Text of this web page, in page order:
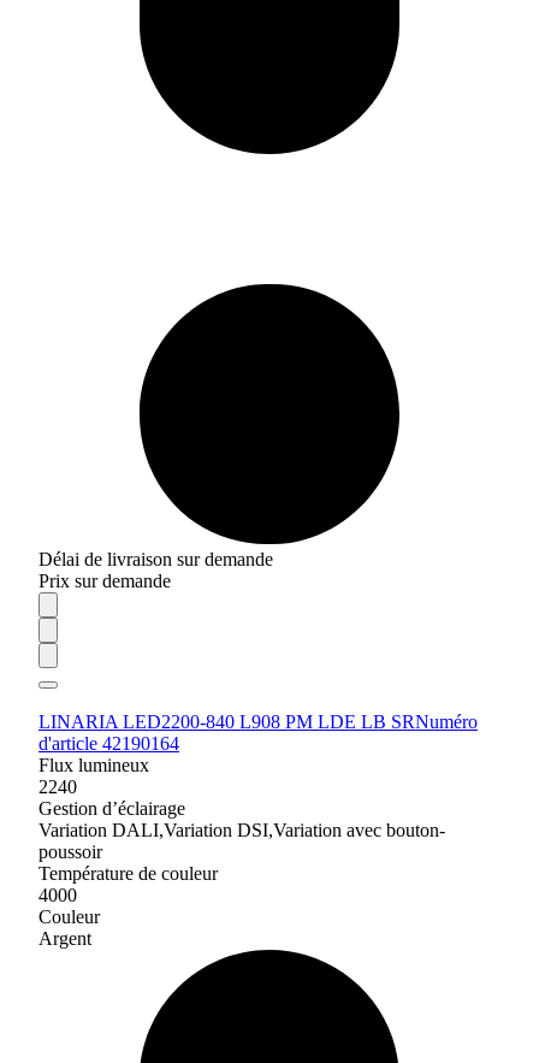
Délai de livraison sur demande
Prix sur demande
LINARIA LED2200-840 L908 PM LDE LB SRNuméro
d'article 42190164
Flux lumineux
2240
Gestion d’éclairage
Variation DALI,Variation DSI,Variation avec bouton-
poussoir
Température de couleur
4000
Couleur
Argent